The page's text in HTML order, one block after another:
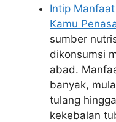
Intip
Kamu
sumber
dikonsumsi
abad.
banyak,
tulang
kekebalan